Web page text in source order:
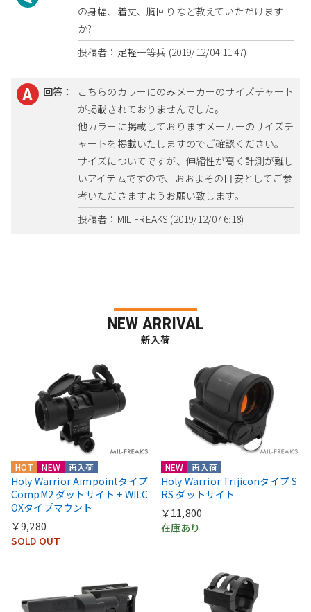
の身幅、着丈、胸回りなど教えていただけます
か?
投稿者：足軽一等兵 (2019/12/04 11:47)
回答：
こちらのカラーにのみメーカーのサイズチャート
が掲載されておりませんでした。
他カラーに掲載しておりますメーカーのサイズチ
ャートを掲載いたしますのでご確認ください。
サイズについてですが、伸縮性が高く計測が難し
いアイテムですので、おおよその目安としてご参
考いただきますようお願い致します。
投稿者：MIL-FREAKS (2019/12/07 6:18)
NEW ARRIVAL
新入荷
HOT NEW 再入荷
Holy Warrior Aimpointタイプ
CompM2 ダットサイト + WILC
OXタイプマウント
￥9,280
SOLD OUT
NEW 再入荷
Holy Warrior Trijiconタイプ S
RS ダットサイト
￥11,800
在庫あり